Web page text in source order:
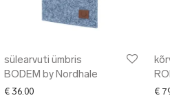
sülearvuti ümbris
BODEM by Nordhale
€ 36.00 €